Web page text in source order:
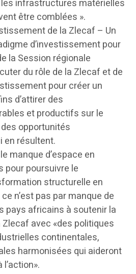
infrastructures matérielles
être comblées ».
de la Zlecaf – Un
d’investissement pour
la Session régionale
du rôle de la Zlecaf et de
pour créer un
d’attirer des
et productifs sur le
opportunités
en résultent.
manque d’espace en
pour poursuivre le
structurelle en
n’est pas par manque de
pays africains à soutenir la
avec «des politiques
continentales,
harmonisées qui aideront